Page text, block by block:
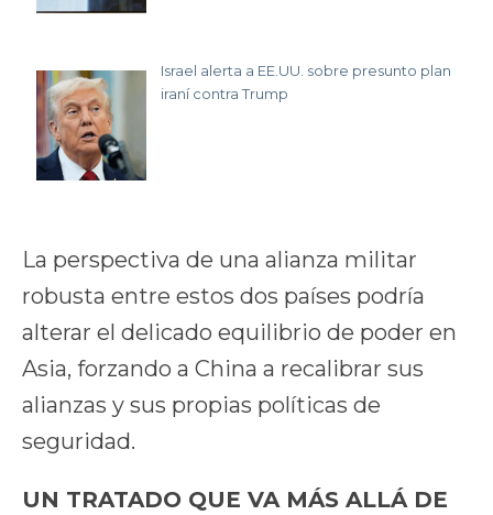
Israel alerta a EE.UU. sobre presunto plan
iraní contra Trump
La perspectiva de una alianza militar
robusta entre estos dos países podría
alterar el delicado equilibrio de poder en
Asia, forzando a China a recalibrar sus
alianzas y sus propias políticas de
seguridad.
UN TRATADO QUE VA MÁS ALLÁ DE